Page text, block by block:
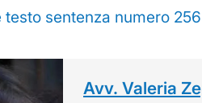
testo sentenza numero
Avv. Valeria